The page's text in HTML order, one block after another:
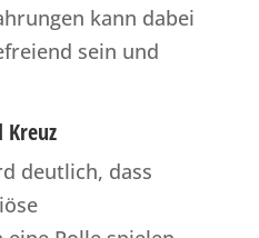
kann dabei
sein und
deutlich, dass